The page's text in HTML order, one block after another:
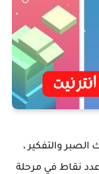
والتفكير ،
نقاط في مرحلة